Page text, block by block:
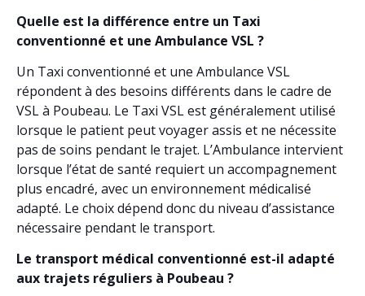
Quelle est la différence entre un Taxi
conventionné et une Ambulance VSL ?
Un Taxi conventionné et une Ambulance VSL
répondent à des besoins différents dans le cadre de
VSL à Poubeau. Le Taxi VSL est généralement utilisé
lorsque le patient peut voyager assis et ne nécessite
pas de soins pendant le trajet. L’Ambulance intervient
lorsque l’état de santé requiert un accompagnement
plus encadré, avec un environnement médicalisé
adapté. Le choix dépend donc du niveau d’assistance
nécessaire pendant le transport.
Le transport médical conventionné est-il adapté
aux trajets réguliers à Poubeau ?